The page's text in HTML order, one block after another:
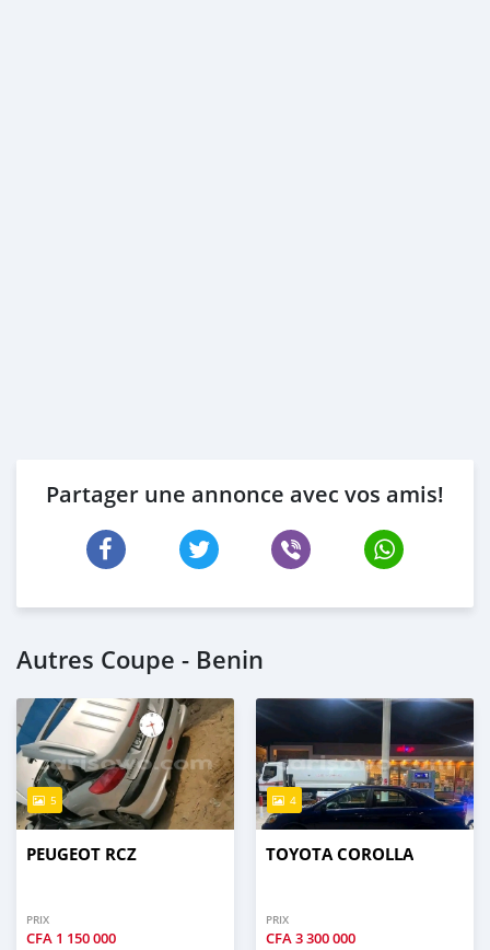
Partager une annonce avec vos amis!
Autres Coupe - Benin
5
PEUGEOT RCZ
PRIX
CFA 1 150 000
4
TOYOTA COROLLA
PRIX
CFA3 300 000